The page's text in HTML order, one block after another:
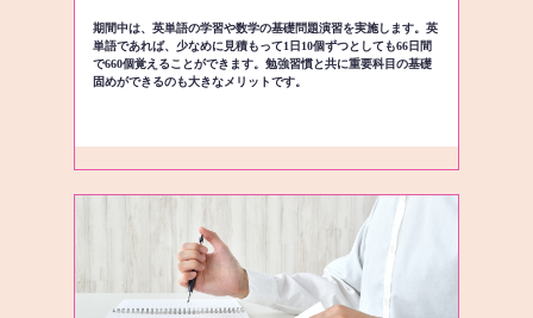
期間中は、英単語の学習や数学の基礎問題演習を実施します。英
単語であれば、少なめに見積もって1日10個ずつとしても66日間
で660個覚えることができます。勉強習慣と共に重要科目の基礎
固めができるのも大きなメリットです。